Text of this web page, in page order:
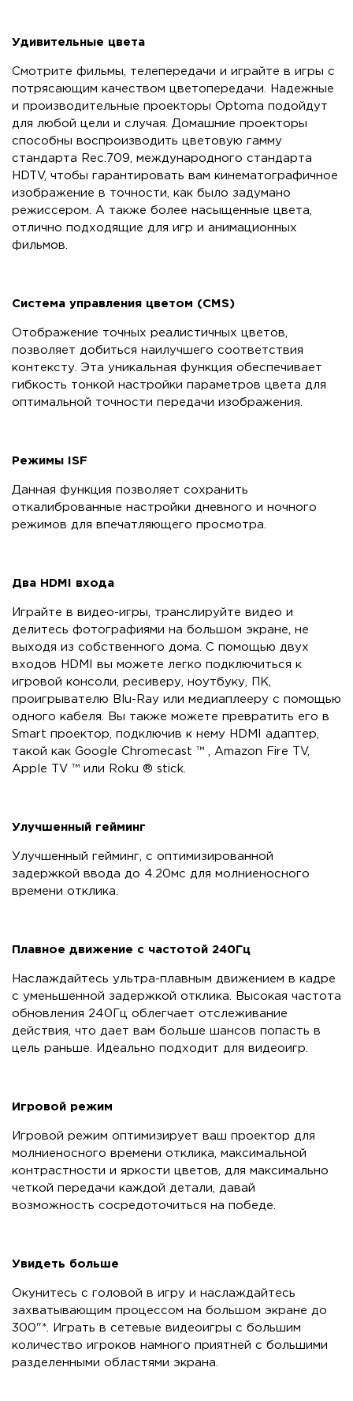
Удивительные цвета
Смотрите фильмы, телепередачи и играйте в игры с
потрясающим качеством цветопередачи. Надежные
и производительные проекторы Optoma подойдут
для любой цели и случая. Домашние проекторы
способны воспроизводить цветовую гамму
стандарта Rec.709, международного стандарта
HDTV, чтобы гарантировать вам кинематографичное
изображение в точности, как было задумано
режиссером. А также более насыщенные цвета,
отлично подходящие для игр и анимационных
фильмов.
Система управления цветом (CMS)
Отображение точных реалистичных цветов,
позволяет добиться наилучшего соответствия
контексту. Эта уникальная функция обеспечивает
гибкость тонкой настройки параметров цвета для
оптимальной точности передачи изображения.
Режимы ISF
Данная функция позволяет сохранить
откалиброванные настройки дневного и ночного
режимов для впечатляющего просмотра.
Два HDMI входа
Играйте в видео-игры, транслируйте видео и
делитесь фотографиями на большом экране, не
выходя из собственного дома. С помощью двух
входов HDMI вы можете легко подключиться к
игровой консоли, ресиверу, ноутбуку, ПК,
проигрывателю Blu-Ray или медиаплееру с помощью
одного кабеля. Вы также можете превратить его в
Smart проектор, подключив к нему HDMI адаптер,
такой как Google Chromecast ™ , Amazon Fire TV,
Apple TV ™ или Roku ® stick.
Улучшенный гейминг
Улучшенный гейминг, с оптимизированной
задержкой ввода до 4.20мс для молниеносного
времени отклика.
Плавное движение с частотой 240Гц
Наслаждайтесь ультра-плавным движением в кадре
с уменьшенной задержкой отклика. Высокая частота
обновления 240Гц облегчает отслеживание
действия, что дает вам больше шансов попасть в
цель раньше. Идеально подходит для видеоигр.
Игровой режим
Игровой режим оптимизирует ваш проектор для
молниеносного времени отклика, максимальной
контрастности и яркости цветов, для максимально
четкой передачи каждой детали, давай
возможность сосредоточиться на победе.
Увидеть больше
Окунитесь с головой в игру и наслаждайтесь
захватывающим процессом на большом экране до
300"*. Играть в сетевые видеоигры с большим
количество игроков намного приятней с большими
разделенными областями экрана.